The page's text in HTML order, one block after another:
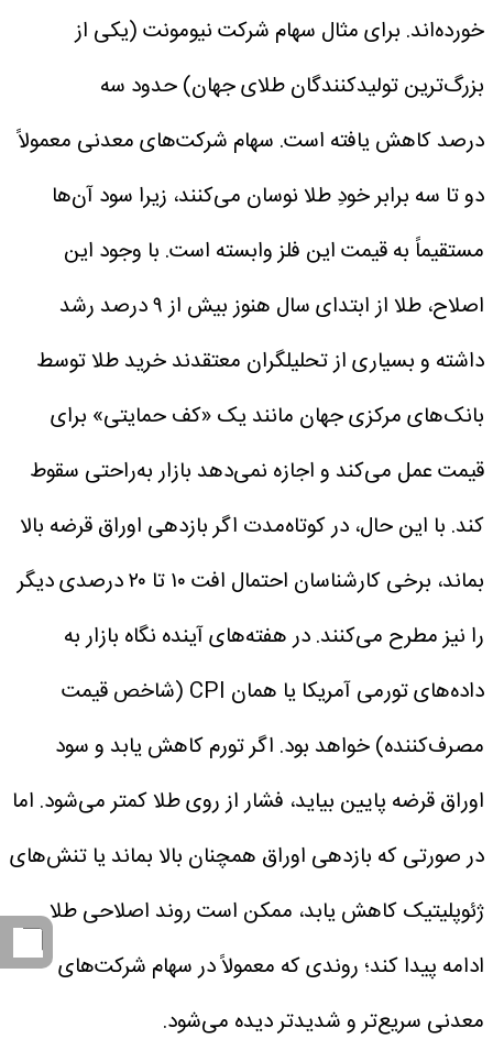
خورده‌اند. برای مثال سهام شرکت نیومونت (یکی از
بزرگ‌ترین تولیدکنندگان طلای جهان) حدود سه
درصد کاهش یافته است. سهام شرکت‌های معدنی معمولاً
دو تا سه برابر خودِ طلا نوسان می‌کنند، زیرا سود آن‌ها
مستقیماً به قیمت این فلز وابسته است. با وجود این
اصلاح، طلا از ابتدای سال هنوز بیش از ۹ درصد رشد
داشته و بسیاری از تحلیلگران معتقدند خرید طلا توسط
بانک‌های مرکزی جهان مانند یک «کف حمایتی» برای
قیمت عمل می‌کند و اجازه نمی‌دهد بازار به‌راحتی سقوط
کند. با این حال، در کوتاه‌مدت اگر بازدهی اوراق قرضه بالا
بماند، برخی کارشناسان احتمال افت ۱۰ تا ۲۰ درصدی دیگر
را نیز مطرح می‌کنند.در هفته‌های آینده نگاه بازار به
داده‌های تورمی آمریکا یا همان CPI (شاخص قیمت
مصرف‌کننده) خواهد بود. اگر تورم کاهش یابد و سود
اوراق قرضه پایین بیاید، فشار از روی طلا کمتر می‌شود. اما
در صورتی که بازدهی اوراق همچنان بالا بماند یا تنش‌های
ژئوپلیتیک کاهش یابد، ممکن است روند اصلاحی طلا
ادامه پیدا کند؛ روندی که معمولاً در سهام شرکت‌های
معدنی سریع‌تر و شدیدتر دیده می‌شود.